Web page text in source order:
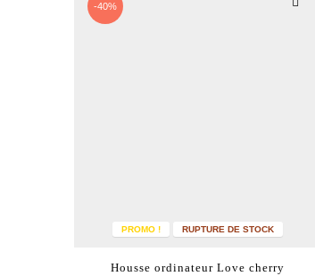
PROMO ! RUPTURE DE STOCK
-40%
Housse ordinateur Love cherry